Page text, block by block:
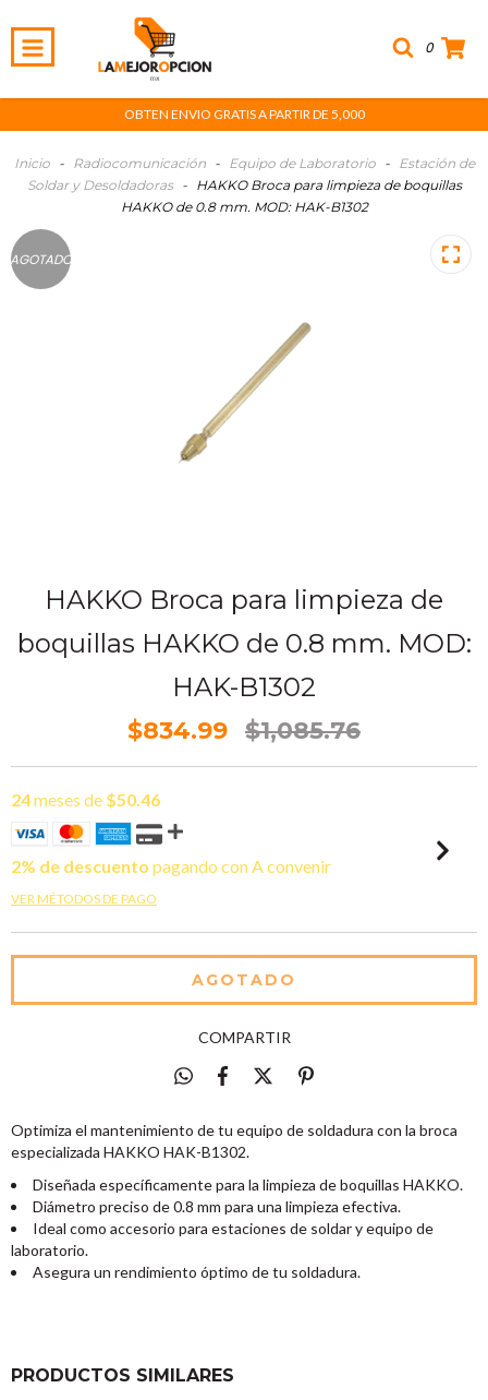
0
OBTEN ENVIO GRATIS A PARTIR DE 5,000
Inicio - Radiocomunicación - Equipo de Laboratorio -
Estación de
Soldar y Desoldadoras
-
HAKKO Broca para limpieza de boquillas
HAKKO de 0.8 mm. MOD: HAK-B1302
AGOTADO
HAKKO Broca para limpieza de
boquillas HAKKO de 0.8 mm. MOD:
HAK-B1302
$834.99 $1,085.76
24meses de $50.46
2% de descuento pagando con A convenir
VER MÉTODOS DE PAGO
COMPARTIR
Optimiza el mantenimiento de tu equipo de soldadura con la broca
especializada HAKKO HAK-B1302.
Diseñada específicamente para la limpieza de boquillas HAKKO.
Diámetro preciso de 0.8 mm para una limpieza efectiva.
Ideal como accesorio para estaciones de soldar y equipo de
laboratorio.
Asegura un rendimiento óptimo de tu soldadura.
PRODUCTOS SIMILARES